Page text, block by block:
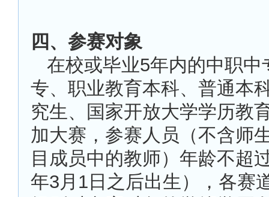
四、参赛对象
在校或毕业5年内的中职中
专、职业教育本科、普通本
究生、国家开放大学学历教
加大赛，参赛人员（不含师
目成员中的教师）年龄不超
年3月1日之后出生），各赛